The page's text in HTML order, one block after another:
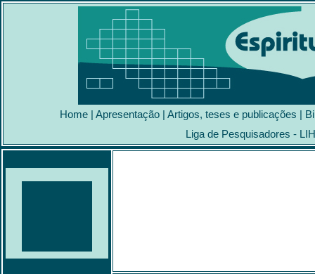
Home | Apresentação | Artigos, teses e publicações |
Liga de Pesquisadores -